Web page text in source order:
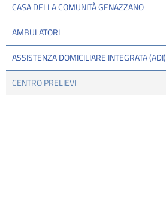
CASA DELLA COMUNITÀ GENAZZANO
AMBULATORI
ASSISTENZA DOMICILIARE INTEGRATA (ADI)
CENTRO PRELIEVI